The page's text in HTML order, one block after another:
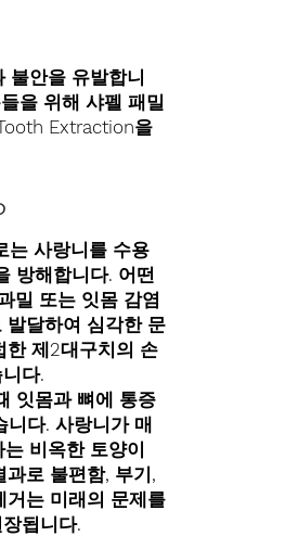
안을 유발합니
을 위해 샤펠 패밀
Extraction을
는 사랑니를 수용
방해합니다. 어떤
밀 또는 잇몸 감염
발달하여 심각한 문
한 제2대구치의 손
다.
잇몸과 뼈에 통증
다. 사랑니가 매
비옥한 토양이
로 불편함, 부기,
거는 미래의 문제를
됩니다.